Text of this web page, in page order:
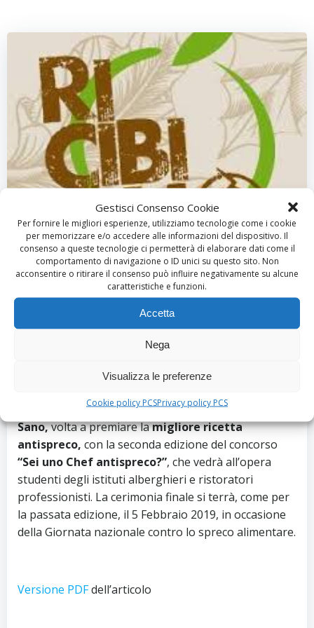
Gestisci Consenso Cookie
Per fornire le migliori esperienze, utilizziamo tecnologie come i cookie
per memorizzare e/o accedere alle informazioni del dispositivo. Il
consenso a queste tecnologie ci permetterà di elaborare dati come il
comportamento di navigazione o ID unici su questo sito. Non
acconsentire o ritirare il consenso può influire negativamente su alcune
caratteristiche e funzioni.
Accetta
Nega
Visualizza le preferenze
Cookie policy PCSPrivacy policy PCS
piace onNovembre 5, 2018
Nell’articolo del 4 Novembre apparso
Potrebbe incartarmi gli avanzi?>>: la family bag tocca
quota 1.800″,si rinnova l’impegno del progetto
e dei ristoratori aderenti alla rete a
Contestualmente, si rinnova l’iniziativa di
Sano,volta a premiare lamigliore ricetta
antispreco, con la seconda edizione del concorso
“Sei uno Chef antispreco?”, che vedrà all’opera
studenti degli istituti alberghieri e ristoratori
professionisti. La cerimonia finale si terrà, come per
la passata edizione, il 5 Febbraio 2019, in occasione
della Giornata nazionale contro lo spreco alimentare.
Versione PDFdell’articolo